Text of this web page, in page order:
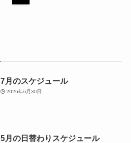
7月のスケジュール
2026年6月30日
5月の日替わりスケジュール